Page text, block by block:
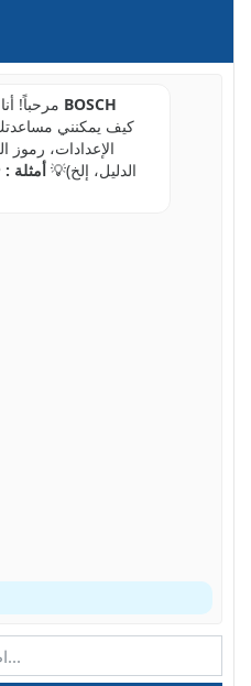
💬 BOSCH
الإعدادات،
الدليل، إلخ)💡 أمثلة :